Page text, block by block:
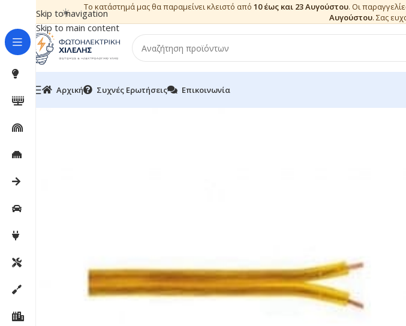
Skip to navigation
Skip to main content
☀️ Το κατάστημά μας θα παραμείνει κλειστό από 10 έως και 23 Αυγούστου. Οι
Αυγούστου. Σας
Αρχική Συχνές Ερωτήσεις Επικοινωνία